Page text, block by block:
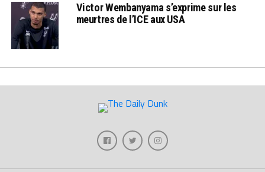
Victor Wembanyama s’exprime sur les
meurtres de l’ICE aux USA